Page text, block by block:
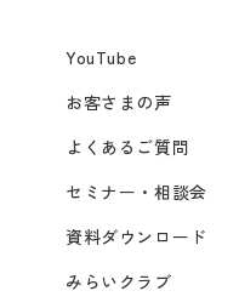
YouTube
お客さまの声
よくあるご質問
セミナー・相談会
資料ダウンロード
みらいクラブ